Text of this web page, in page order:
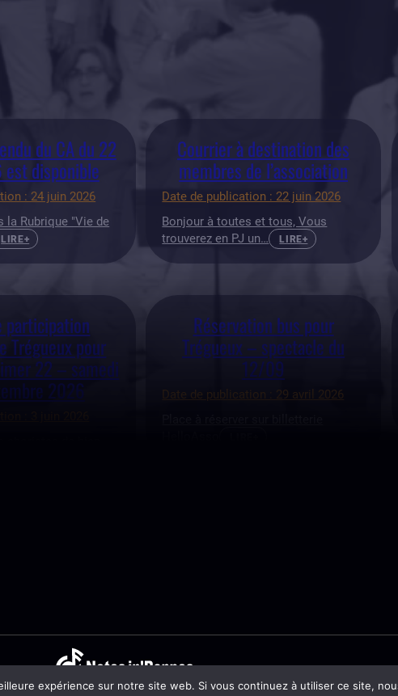
du CA du 22
disponible
: 24 juin 2026
la Rubrique "Vie de
LIRE+
Courrier à destination des
membres de l’association
Date de publication : 22 juin 2026
Bonjour à toutes et tous, Vous
trouverez en PJ un…
LIRE+
participation
Trégueux pour
22 – samedi
2026
Réservation bus pour
Trégueux – spectacle du
12/09
Date de publication : 29 avril 2026
expérience sur notre site web. Si vous continuez à utiliser ce site,